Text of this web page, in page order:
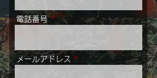
電話番号
メールアドレス